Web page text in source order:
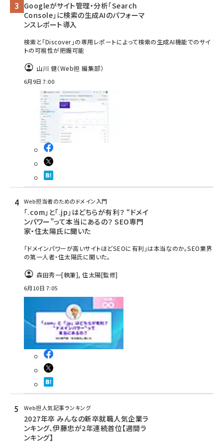
Googleがサイト管理・分析「Search
Console」に検索の生成AIのパフォーマ
ンスレポート導入
検索と「Discover」の専用レポートによって検索の生成AI機能でのサイ
トの可視性が把握可能
山川 健（Web担 編集部）
6月9日 7:00
Web担当者のためのドメイン入門
「.com」と「.jp」はどちらが有利？ “ドメイ
ンパワー”って本当にあるの？ SEO専門
家・住太陽氏に聞いた
「ドメインパワーが高いサイトほどSEOに有利」は本当なのか。SEO業界
の第一人者・住太陽氏に聞いた。
森田秀一[執筆],住太陽[監修]
6月10日 7:05
Web担人気記事ランキング
2027年卒 みんなの新卒就職人気企業ラ
ンキング、伊藤忠が2年連続首位【週間ラ
ンキング】